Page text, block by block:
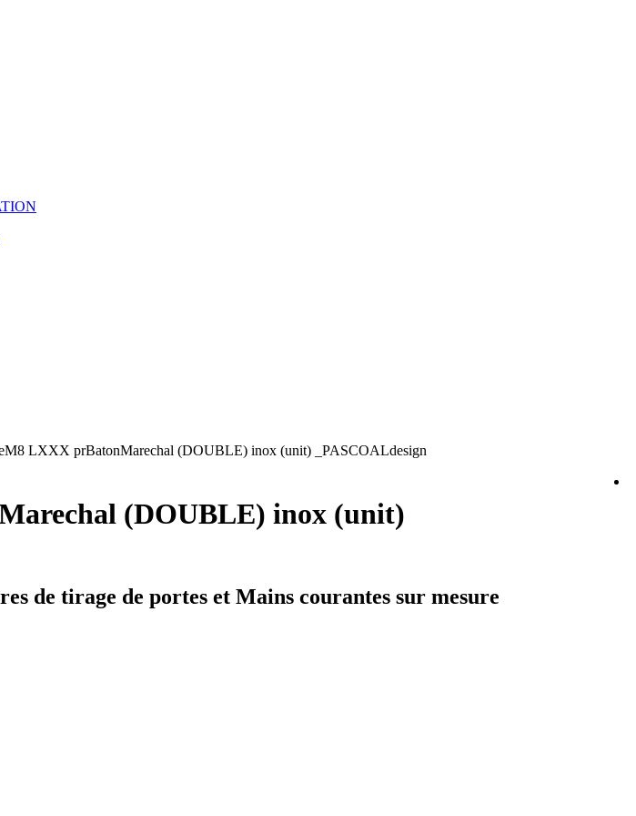
LXXX prBatonMarechal (DOUBLE) inox (unit) _PASCOALdesign
(DOUBLE) inox (unit)
de tirage de portes et Mains courantes sur mesure